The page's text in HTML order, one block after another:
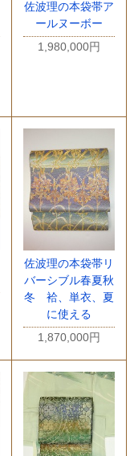
佐波理の本袋帯ア
ールヌーボー
1,980,000円
佐波理の本袋帯リ
バーシブル春夏秋
冬 袷、単衣、夏
に使える
1,870,000円